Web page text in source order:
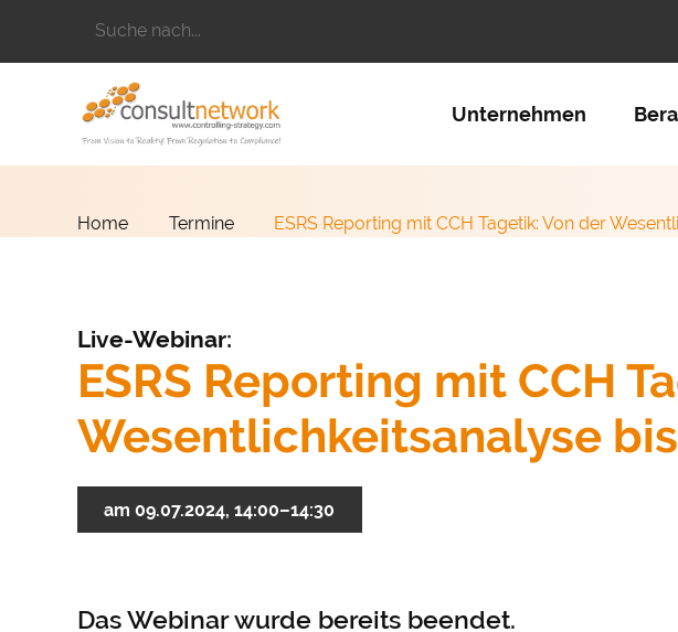
Unternehmen
Home Termine ESRS Reporting mit CCH Tagetik: Von der
Live-Webinar:
ESRS Reporting mit CCH
Wesentlichkeitsanalyse
am 09.07.2024, 14:00–14:30
Das Webinar wurde bereits beendet.